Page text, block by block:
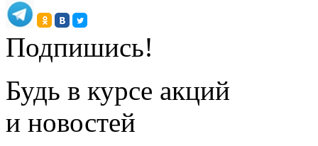
Подпишись!
Будь в курсе акций
и новостей